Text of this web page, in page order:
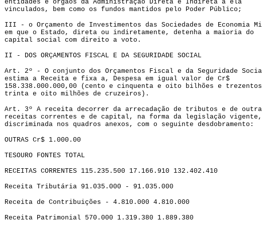
entidades e órgãos da Administração Direta e Indireta a ela
vinculados, bem como os fundos mantidos pelo Poder Público;
III - o Orçamento de Investimentos das Sociedades de Economia
em que o Estado, direta ou indiretamente, detenha a maioria do
capital social com direito a voto.
II - DOS ORÇAMENTOS FISCAL E DA SEGURIDADE SOCIAL
Art. 2º - O conjunto dos Orçamentos Fiscal e da Seguridade
estima a Receita e fixa a, Despesa em igual valor de Cr$
158.338.000.000,00 (cento e cinquenta e oito bilhões e
trinta e oito milhões de cruzeiros).
Art. 3º A receita decorrer da arrecadação de tributos e de
receitas correntes e de capital, na forma da legislação vigente,
discriminada nos quadros anexos, com o seguinte desdobramento:
OUTRAS Cr$ 1.000.00
TESOURO FONTES TOTAL
RECEITAS CORRENTES 115.235.500 17.166.910 132.402.410
Receita Tributária 91.035.000 - 91.035.000
Receita de Contribuições - 4.810.000 4.810.000
Receita Patrimonial 570.000 1.319.380 1.889.380